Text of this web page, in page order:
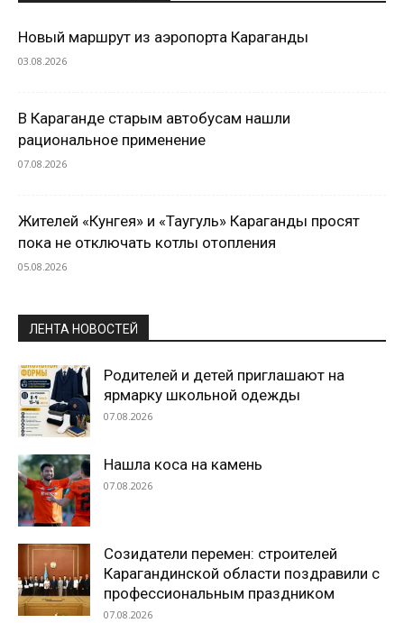
Новый маршрут из аэропорта Караганды
03.08.2026
В Караганде старым автобусам нашли
рациональное применение
07.08.2026
Жителей «Кунгея» и «Таугуль» Караганды просят
пока не отключать котлы отопления
05.08.2026
ЛЕНТА НОВОСТЕЙ
Родителей и детей приглашают на
ярмарку школьной одежды
07.08.2026
Нашла коса на камень
07.08.2026
Созидатели перемен: строителей
Карагандинской области поздравили с
профессиональным праздником
07.08.2026